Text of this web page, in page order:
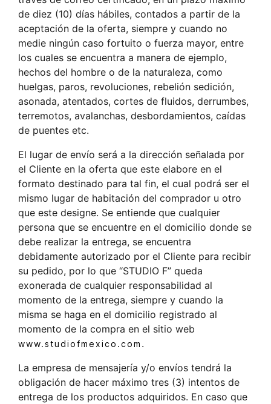
de diez (10) días hábiles, contados a partir de la
aceptación de la oferta, siempre y cuando no
medie ningún caso fortuito o fuerza mayor, entre
los cuales se encuentra a manera de ejemplo,
hechos del hombre o de la naturaleza, como
huelgas, paros, revoluciones, rebelión sedición,
asonada, atentados, cortes de fluidos, derrumbes,
terremotos, avalanchas, desbordamientos, caídas
de puentes etc.
El lugar de envío será a la dirección señalada por
el Cliente en la oferta que este elabore en el
formato destinado para tal fin, el cual podrá ser el
mismo lugar de habitación del comprador u otro
que este designe. Se entiende que cualquier
persona que se encuentre en el domicilio donde se
debe realizar la entrega, se encuentra
debidamente autorizado por el Cliente para recibir
su pedido, por lo que “STUDIO F” queda
exonerada de cualquier responsabilidad al
momento de la entrega, siempre y cuando la
misma se haga en el domicilio registrado al
momento de la compra en el sitio web
www.studiofmexico.com .
La empresa de mensajería y/o envíos tendrá la
obligación de hacer máximo tres (3) intentos de
entrega de los productos adquiridos. En caso que